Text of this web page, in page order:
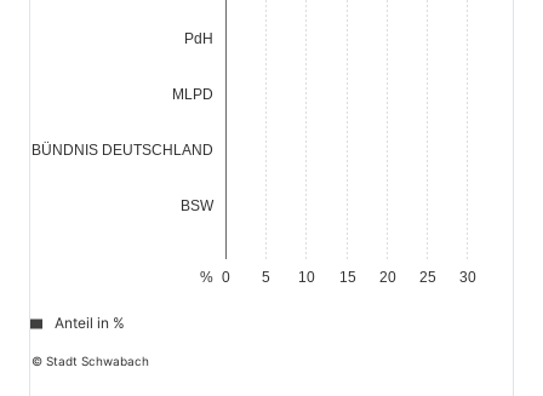
PdH
MLPD
BÜNDNIS DEUTSCHLAND
BSW
0 5 10 15 20 25 30
%
© Stadt Schwabach
Anteil in %